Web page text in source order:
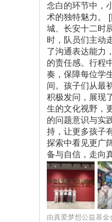
念白的环节中，
术的独特魅力。
城、长安十二时
时，队员们主动
了沟通表达能力
的责任感。行程
奏，保障每位学
间。孩子们从最
积极发问，展现
生的文化视野，
的问题意识与实
持，让更多孩子
探索中看见更广
备与自信，走向
由真爱梦想公益基金